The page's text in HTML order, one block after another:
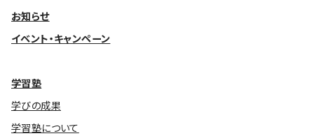
お知らせ
イベント・キャンペーン
学習塾
学びの成果
学習塾について